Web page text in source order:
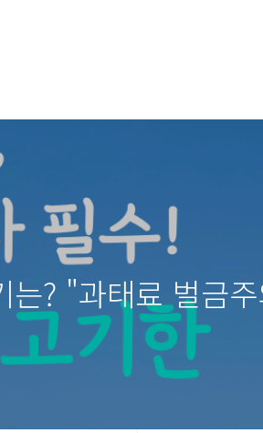
? "과태료 벌금